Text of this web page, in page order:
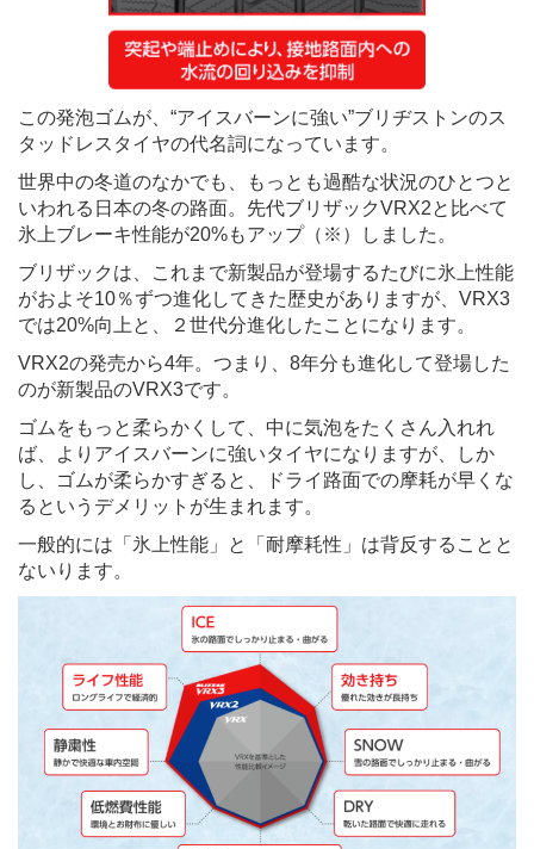
この発泡ゴムが、“アイスバーンに強い”ブリヂストンのス
タッドレスタイヤの代名詞になっています。
世界中の冬道のなかでも、もっとも過酷な状況のひとつと
いわれる日本の冬の路面。先代ブリザックVRX2と比べて
氷上ブレーキ性能が20%もアップ（※）しました。
ブリザックは、これまで新製品が登場するたびに氷上性能
がおよそ10％ずつ進化してきた歴史がありますが、VRX3
では20%向上と、２世代分進化したことになります。
VRX2の発売から4年。つまり、8年分も進化して登場した
のが新製品のVRX3です。
ゴムをもっと柔らかくして、中に気泡をたくさん入れれ
ば、よりアイスバーンに強いタイヤになりますが、しか
し、ゴムが柔らかすぎると、ドライ路面での摩耗が早くな
るというデメリットが生まれます。
一般的には「氷上性能」と「耐摩耗性」は背反することと
ないります。